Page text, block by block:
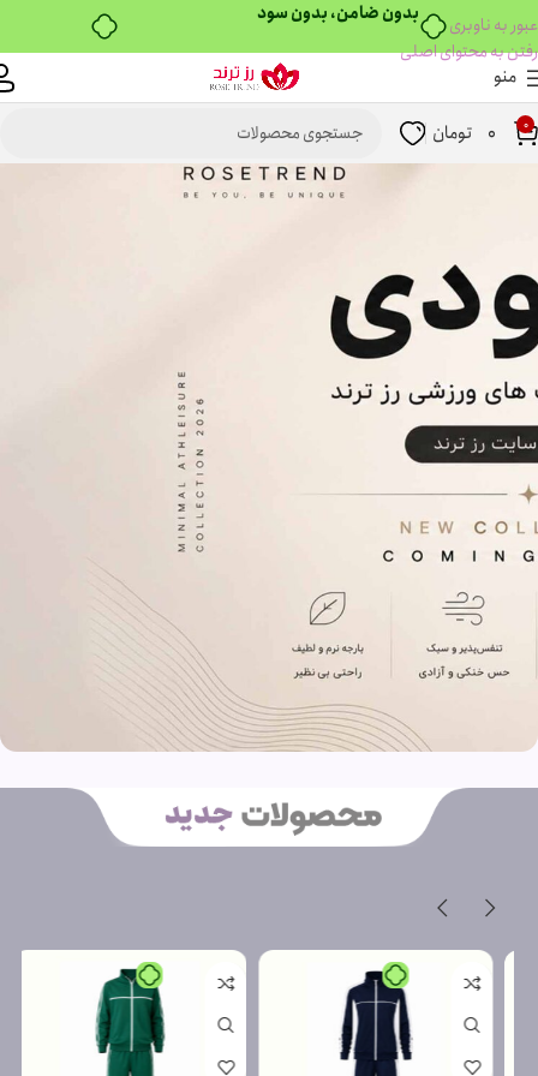
بدون ضامن، بدون سود
عبور به ناوبری
رفتن به محتوای اصلی
منو
0
0 تومان